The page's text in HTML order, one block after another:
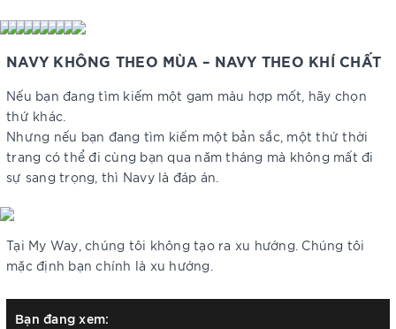
NAVY KHÔNG THEO MÙA – NAVY THEO KHÍ CHẤT
Nếu bạn đang tìm kiếm một gam màu hợp mốt, hãy chọn
thứ khác.
Nhưng nếu bạn đang tìm kiếm một bản sắc, một thứ thời
trang có thể đi cùng bạn qua năm tháng mà không mất đi
sự sang trọng, thì Navy là đáp án.
Tại My Way, chúng tôi không tạo ra xu hướng. Chúng tôi
mặc định bạn chính là xu hướng.
Bạn đang xem: